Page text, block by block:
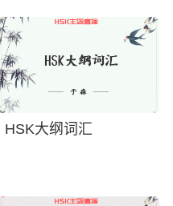
HSK大纲词汇